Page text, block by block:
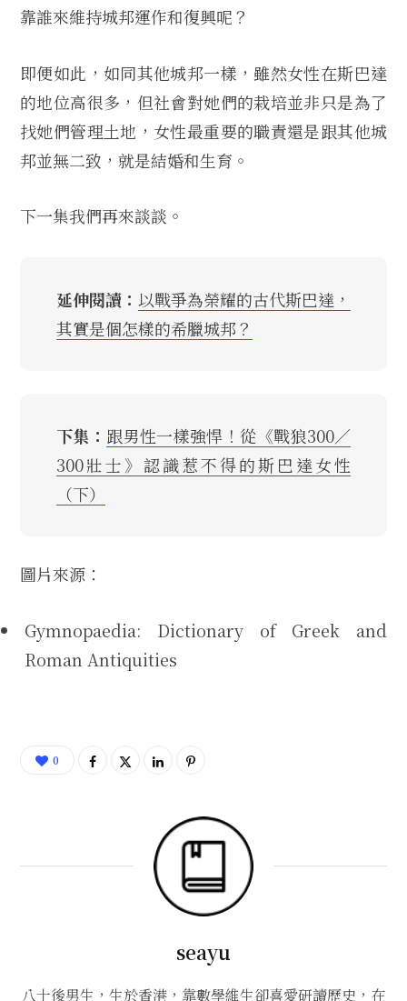
靠誰來維持城邦運作和復興呢？
即便如此，如同其他城邦一樣，雖然女性在斯巴達
的地位高很多，但社會對她們的栽培並非只是為了
找她們管理土地，女性最重要的職責還是跟其他城
邦並無二致，就是結婚和生育。
下一集我們再來談談。
延伸閱讀： 以戰爭為榮耀的古代斯巴達，
其實是個怎樣的希臘城邦？
下集： 跟男性一樣強悍！從《戰狼300／
300壯士》認識惹不得的斯巴達女性
（下）
圖片來源：
Gymnopaedia: Dictionary of Greek and
Roman Antiquities
0
seayu
八十後男生，生於香港，靠數學維生卻喜愛研讀歷史，在